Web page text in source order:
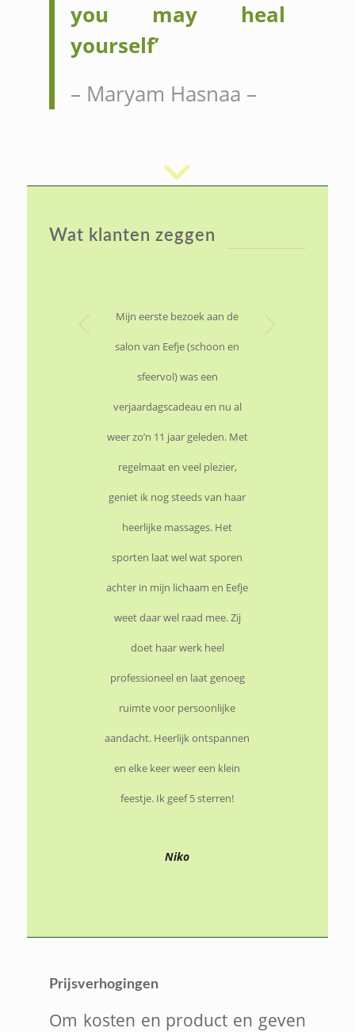
you may heal
yourself’
– Maryam Hasnaa –
Wat klanten zeggen
Mijn eerste bezoek aan de
salon van Eefje (schoon en
sfeervol) was een
verjaardagscadeau en nu al
weer zo’n 11 jaar geleden. Met
regelmaat en veel plezier,
geniet ik nog steeds van haar
heerlijke massages. Het
sporten laat wel wat sporen
achter in mijn lichaam en Eefje
weet daar wel raad mee. Zij
doet haar werk heel
professioneel en laat genoeg
ruimte voor persoonlijke
aandacht. Heerlijk ontspannen
en elke keer weer een klein
feestje. Ik geef 5 sterren!
Niko
Volgende
Prijsverhogingen
Om kosten en product en geven